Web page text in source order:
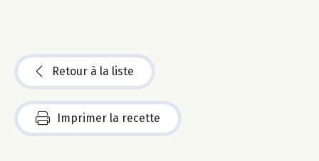
Retour à la liste
Imprimer la recette